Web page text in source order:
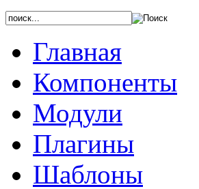
Главная
Компоненты
Модули
Плагины
Шаблоны